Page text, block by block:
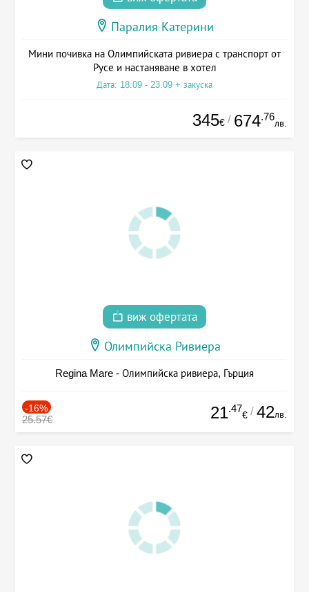
Паралия Катерини
Мини почивка на Олимпийската ривиера с транспорт от
Русе и настаняване в хотел
Дата: 18.09 - 23.09 + закуска
345€ / 674.76
лв.
виж офертата
Олимпийска Ривиера
Regina Mare - Олимпийска ривиера, Гърция
-16%
25.57€ 21.47
€ / 42лв.